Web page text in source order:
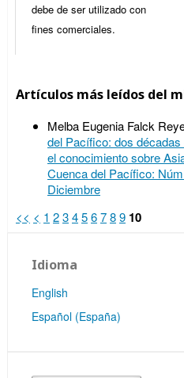
debe de ser utilizado con
fines comerciales.
Artículos más leídos del
Melba Eugenia Falck
del Pacífico: dos
el conocimiento sobre
Cuenca del Pacífico:
Diciembre
<< < 1 23456789 10
Idioma
English
Español (España)